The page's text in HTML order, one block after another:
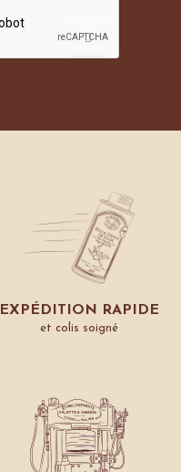
EXPÉDITION RAPIDE
et colis soigné